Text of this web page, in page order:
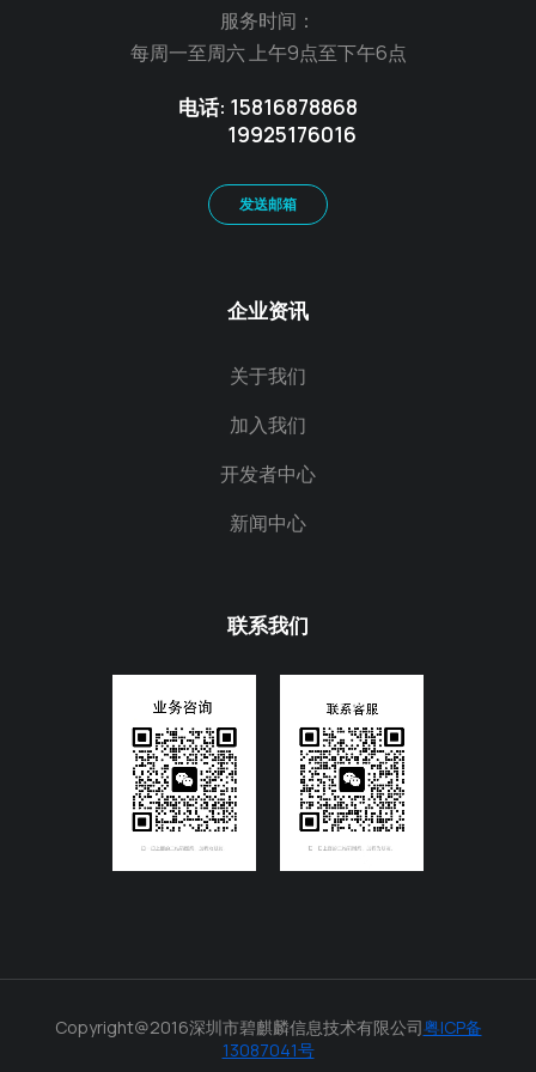
服务时间：
每周一至周六 上午9点至下午6点
电话: 15816878868
19925176016
发送邮箱
企业资讯
关于我们
加入我们
开发者中心
新闻中心
联系我们
Copyright@2016深圳市碧麒麟信息技术有限公司粤ICP备
13087041号